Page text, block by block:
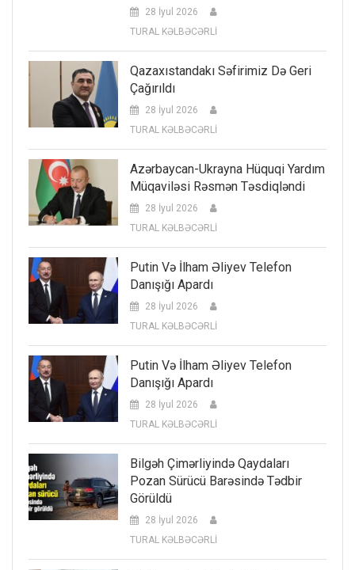
28 İyul 2026
TURAL KƏLBƏCƏRLİ
Qazaxıstandakı Səfirimiz Də Geri
Çağırıldı
28 İyul 2026
TURAL KƏLBƏCƏRLİ
Azərbaycan-Ukrayna Hüquqi Yardım
Müqaviləsi Rəsmən Təsdiqləndi
28 İyul 2026
TURAL KƏLBƏCƏRLİ
Putin Və İlham Əliyev Telefon
Danışığı Apardı
28 İyul 2026
TURAL KƏLBƏCƏRLİ
Putin Və İlham Əliyev Telefon
Danışığı Apardı
28 İyul 2026
TURAL KƏLBƏCƏRLİ
Bilgəh Çimərliyində Qaydaları
Pozan Sürücü Barəsində Tədbir
Görüldü
28 İyul 2026
TURAL KƏLBƏCƏRLİ